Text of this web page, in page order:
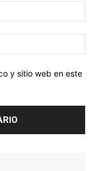
y sitio web en este